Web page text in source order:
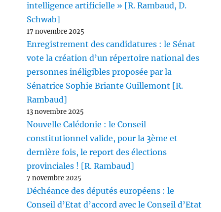
intelligence artificielle » [R. Rambaud, D.
Schwab]
17 novembre 2025
Enregistrement des candidatures : le Sénat
vote la création d’un répertoire national des
personnes inéligibles proposée par la
Sénatrice Sophie Briante Guillemont [R.
Rambaud]
13 novembre 2025
Nouvelle Calédonie : le Conseil
constitutionnel valide, pour la 3ème et
dernière fois, le report des élections
provinciales ! [R. Rambaud]
7 novembre 2025
Déchéance des députés européens : le
Conseil d’Etat d’accord avec le Conseil d’Etat